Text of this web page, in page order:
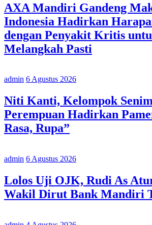
AXA Mandiri Gandeng
Indonesia Hadirkan
dengan Penyakit Kritis
Melangkah Pasti
admin 6 Agustus 2026
Niti Kanti, Kelompok
Perempuan Hadirkan
Rasa, Rupa”
admin 6 Agustus 2026
Lolos Uji OJK, Rudi As
Wakil Dirut Bank Mandiri